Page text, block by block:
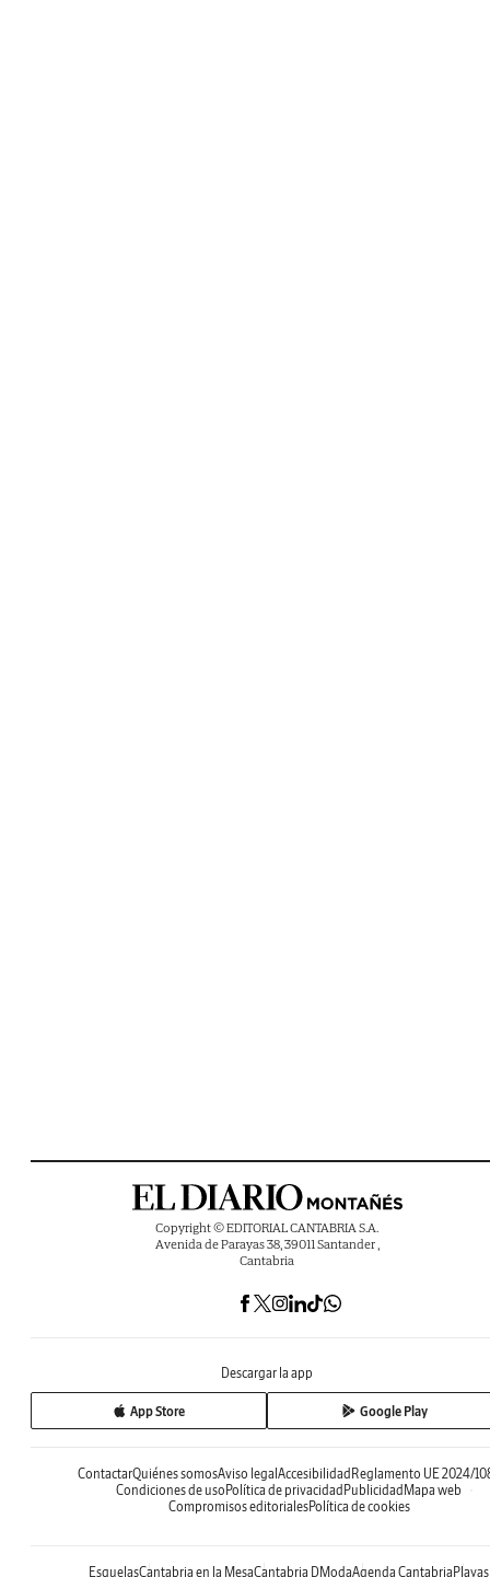
Copyright © EDITORIAL CANTABRIA S.A.
Avenida de Parayas 38, 39011 Santander ,
Cantabria
Descargar la app
App Store Google Play
ContactarQuiénes somosAviso legal Accesibilidad Reglamento UE 2024/
Condiciones de uso Política de privacidad Publicidad Mapa web
Compromisos editorialesPolítica de cookies
EsquelasCantabria en la MesaCantabria DModaAgenda Cantabria Playas